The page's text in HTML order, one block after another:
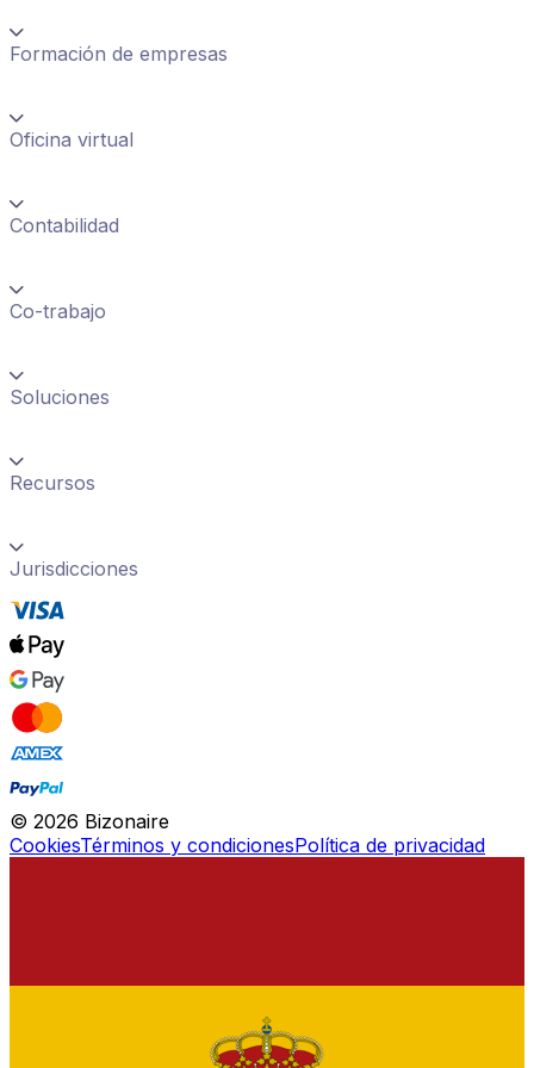
Formación de empresas
Oficina virtual
Contabilidad
Co-trabajo
Soluciones
Recursos
Jurisdicciones
© 2026 Bizonaire
CookiesTérminos y condicionesPolítica de privacidad